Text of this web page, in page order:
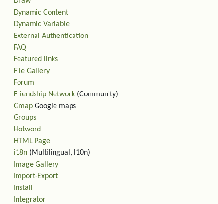
Dynamic Content
Dynamic Variable
External Authentication
FAQ
Featured links
File Gallery
Forum
Friendship Network (Community)
Gmap Google maps
Groups
Hotword
HTML Page
i18n (Multilingual, l10n)
Image Gallery
Import-Export
Install
Integrator